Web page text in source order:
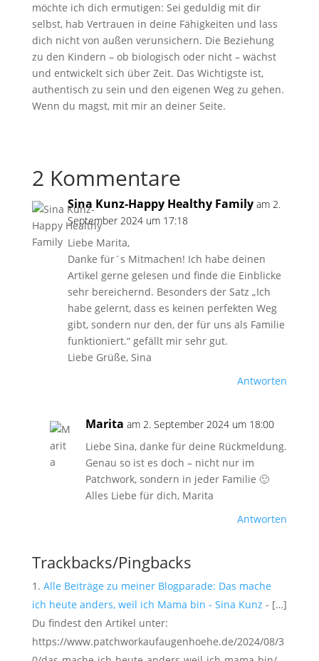
möchte ich dich ermutigen: Sei geduldig mit dir
selbst, hab Vertrauen in deine Fähigkeiten und lass
dich nicht von außen verunsichern. Die Beziehung
zu den Kindern – ob biologisch oder nicht – wächst
und entwickelt sich über Zeit. Das Wichtigste ist,
authentisch zu sein und den eigenen Weg zu gehen.
Wenn du magst, mit mir an deiner Seite.
2 Kommentare
Sina Kunz-Happy Healthy Family am 2.
September 2024 um 17:18
Liebe Marita,
Danke für´s Mitmachen! Ich habe deinen
Artikel gerne gelesen und finde die Einblicke
sehr bereichernd. Besonders der Satz „Ich
habe gelernt, dass es keinen perfekten Weg
gibt, sondern nur den, der für uns als Familie
funktioniert.“ gefällt mir sehr gut.
Liebe Grüße, Sina
Antworten
Marita am 2. September 2024 um 18:00
Liebe Sina, danke für deine Rückmeldung.
Genau so ist es doch – nicht nur im
Patchwork, sondern in jeder Familie 🙂
Alles Liebe für dich, Marita
Antworten
Trackbacks/Pingbacks
Alle Beiträge zu meiner Blogparade: Das mache
ich heute anders, weil ich Mama bin - Sina Kunz - […]
Du findest den Artikel unter:
https://www.patchworkaufaugenhoehe.de/2024/08/3